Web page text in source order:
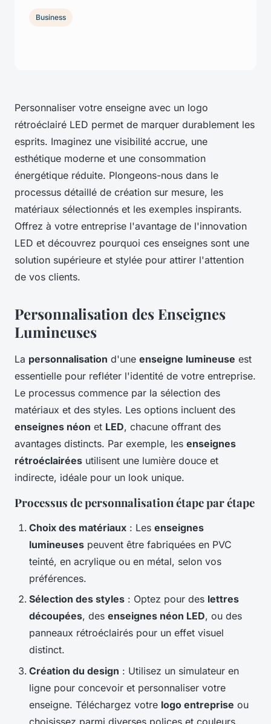
Personnaliser votre enseigne avec un logo
rétroéclairé LED permet de marquer durablement les
esprits. Imaginez une visibilité accrue, une
esthétique moderne et une consommation
énergétique réduite. Plongeons-nous dans le
processus détaillé de création sur mesure, les
matériaux sélectionnés et les exemples inspirants.
Offrez à votre entreprise l'avantage de l'innovation
LED et découvrez pourquoi ces enseignes sont une
solution supérieure et stylée pour attirer l'attention
de vos clients.
Personnalisation des Enseignes
Lumineuses
La personnalisation d'une enseigne lumineuse est
essentielle pour refléter l'identité de votre entreprise.
Le processus commence par la sélection des
matériaux et des styles. Les options incluent des
enseignes néon et LED, chacune offrant des
avantages distincts. Par exemple, les enseignes
rétroéclairées utilisent une lumière douce et
indirecte, idéale pour un look unique.
Processus de personnalisation étape par étape
Choix des matériaux : Les enseignes
lumineuses peuvent être fabriquées en PVC
teinté, en acrylique ou en métal, selon vos
préférences.
Sélection des styles : Optez pour des lettres
découpées, des enseignes néon LED, ou des
panneaux rétroéclairés pour un effet visuel
distinct.
Création du design : Utilisez un simulateur en
ligne pour concevoir et personnaliser votre
enseigne. Téléchargez votre logo entreprise ou
choisissez parmi diverses polices et couleurs.
Business